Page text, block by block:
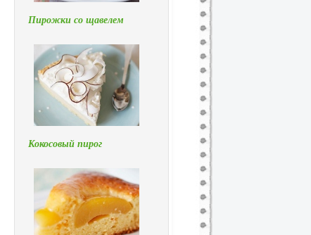
Пирожки со щавелем
Кокосовый пирог